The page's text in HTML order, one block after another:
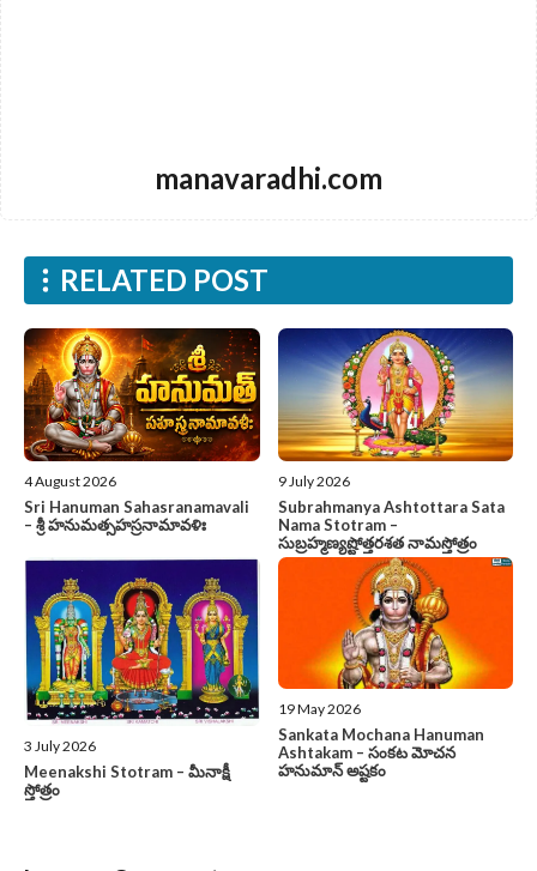
manavaradhi.com
RELATED POST
4 August 2026
Sri Hanuman Sahasranamavali
– శ్రీ హనుమత్సహస్రనామావళిః
9 July 2026
Subrahmanya Ashtottara Sata
Nama Stotram –
సుబ్రహ్మణ్యష్టోత్తరశత నామస్తోత్రం
3 July 2026
Meenakshi Stotram – మీనాక్షీ
స్తోత్రం
19 May 2026
Sankata Mochana Hanuman
Ashtakam – సంకట మోచన
హనుమాన్ అష్టకం